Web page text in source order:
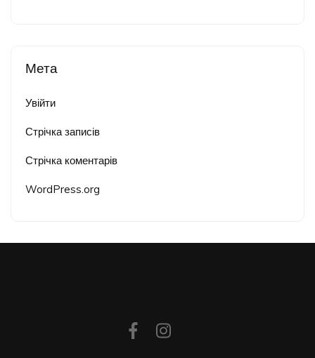
Мета
Увійти
Стрічка записів
Стрічка коментарів
WordPress.org